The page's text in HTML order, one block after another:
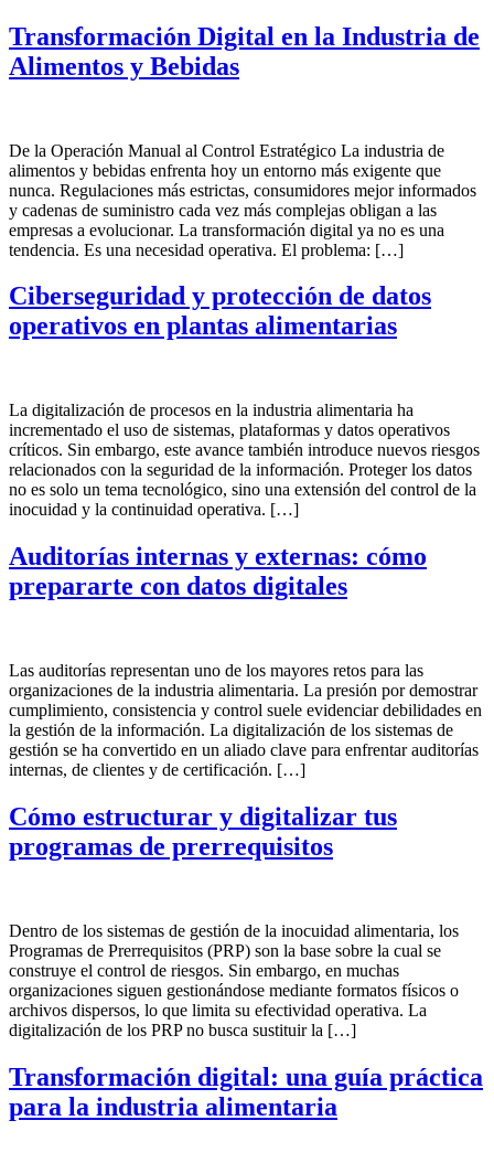
Transformación Digital en la Industria de
Alimentos y Bebidas
De la Operación Manual al Control Estratégico La industria de
alimentos y bebidas enfrenta hoy un entorno más exigente que
nunca. Regulaciones más estrictas, consumidores mejor informados
y cadenas de suministro cada vez más complejas obligan a las
empresas a evolucionar. La transformación digital ya no es una
tendencia. Es una necesidad operativa. El problema: […]
Ciberseguridad y protección de datos
operativos en plantas alimentarias
La digitalización de procesos en la industria alimentaria ha
incrementado el uso de sistemas, plataformas y datos operativos
críticos. Sin embargo, este avance también introduce nuevos riesgos
relacionados con la seguridad de la información. Proteger los datos
no es solo un tema tecnológico, sino una extensión del control de la
inocuidad y la continuidad operativa. […]
Auditorías internas y externas: cómo
prepararte con datos digitales
Las auditorías representan uno de los mayores retos para las
organizaciones de la industria alimentaria. La presión por demostrar
cumplimiento, consistencia y control suele evidenciar debilidades en
la gestión de la información. La digitalización de los sistemas de
gestión se ha convertido en un aliado clave para enfrentar auditorías
internas, de clientes y de certificación. […]
Cómo estructurar y digitalizar tus
programas de prerrequisitos
Dentro de los sistemas de gestión de la inocuidad alimentaria, los
Programas de Prerrequisitos (PRP) son la base sobre la cual se
construye el control de riesgos. Sin embargo, en muchas
organizaciones siguen gestionándose mediante formatos físicos o
archivos dispersos, lo que limita su efectividad operativa. La
digitalización de los PRP no busca sustituir la […]
Transformación digital: una guía práctica
para la industria alimentaria